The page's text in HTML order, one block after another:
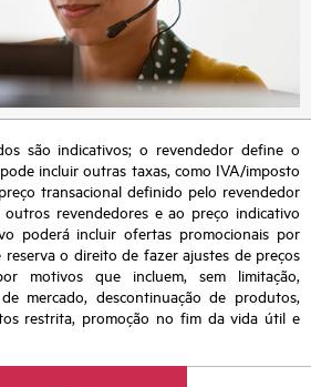
são indicativos; o revendedor define o
incluir outras taxas, como IVA/imposto
transacional definido pelo revendedor
revendedores e ao preço indicativo
poderá incluir ofertas promocionais por
o direito de fazer ajustes de preços
motivos que incluem, sem limitação,
mercado, descontinuação de produtos,
restrita, promoção no fim da vida útil e